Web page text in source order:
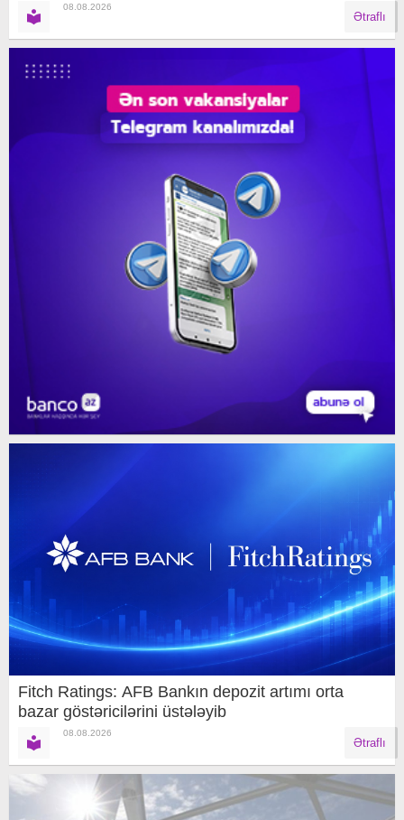
08.08.2026
Ətraflı
Fitch Ratings: AFB Bankın depozit artımı orta
bazar göstəricilərini üstələyib
08.08.2026
Ətraflı